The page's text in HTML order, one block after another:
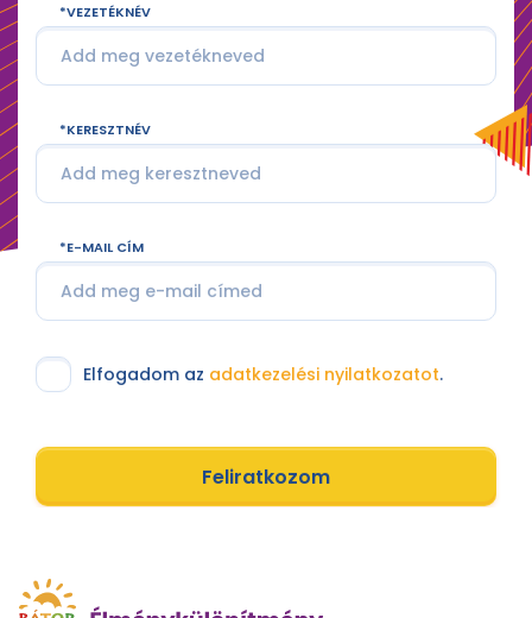
VEZETÉKNÉV
KERESZTNÉV
E-MAIL CÍM
Elfogadom az adatkezelési nyilatkozatot.
Feliratkozom